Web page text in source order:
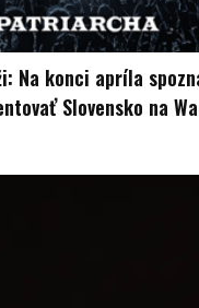
Na konci apríla
Slovensko na